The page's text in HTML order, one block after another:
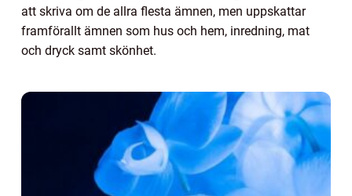
att skriva om de allra flesta ämnen, men uppskattar
framförallt ämnen som hus och hem, inredning, mat
och dryck samt skönhet.